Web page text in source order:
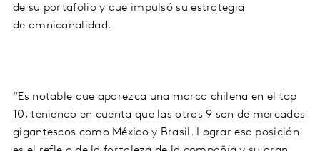
de su portafolio y que impulsó su estrategia
de omnicanalidad.
“Es notable que aparezca una marca chilena en el top
10, teniendo en cuenta que las otras 9 son de mercados
gigantescos como México y Brasil. Lograr esa posición